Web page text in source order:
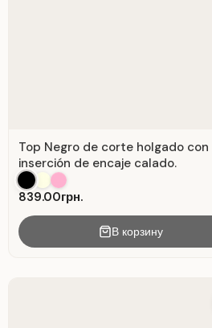
Top Negro de corte holgado con
inserción de encaje calado.
839.00грн.
В корзину
List